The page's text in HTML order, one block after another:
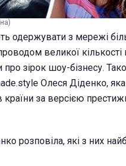
одержувати з мережі
великої кількості
про зірок шоу-бізнесу.
Олеся Діденко,
за версією
розповіла, які з них